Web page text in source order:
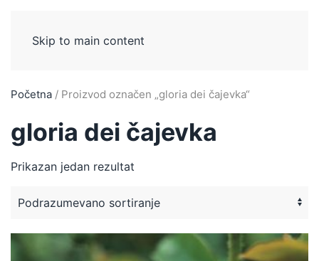
Skip to main content
Početna / Proizvod označen „gloria dei čajevka“
gloria dei čajevka
Prikazan jedan rezultat